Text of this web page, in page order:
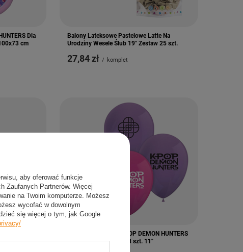
Dla
cm
Balony Lateksowe Pastelowe Latte Na
Urodziny Wesele Ślub 19" Zestaw 25 szt.
27,84 zł / komplet
ml
Balony Lateksowe K-POP DEMON HUNTERS
Na Urodziny Przyjęcie 8 szt. 11"
aby oferować funkcje
Zaufanych Partnerów. Więcej
na Twoim komputerze. Możesz
wycofać w dowolnym
się więcej o tym, jak Google